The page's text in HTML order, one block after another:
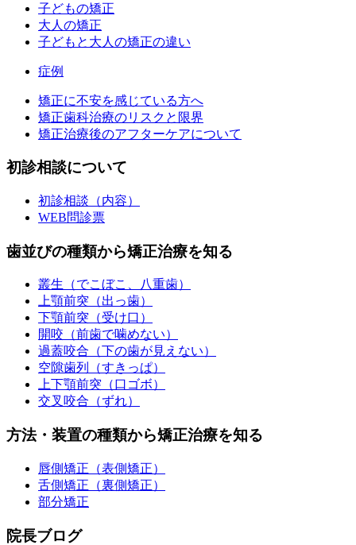
子どもの矯正
大人の矯正
子どもと大人の矯正の違い
症例
矯正に不安を感じている方へ
矯正歯科治療のリスクと限界
矯正治療後のアフターケアについて
初診相談について
初診相談（内容）
WEB問診票
歯並びの種類から矯正治療を知る
叢生（でこぼこ、八重歯）
上顎前突（出っ歯）
下顎前突（受け口）
開咬（前歯で噛めない）
過蓋咬合（下の歯が見えない）
空隙歯列（すきっぱ）
上下顎前突（口ゴボ）
交叉咬合（ずれ）
方法・装置の種類から矯正治療を知る
唇側矯正（表側矯正）
舌側矯正（裏側矯正）
部分矯正
院長ブログ